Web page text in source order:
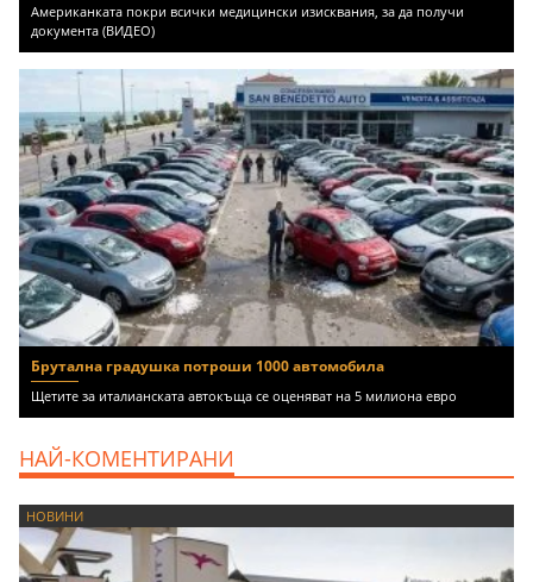
Американката покри всички медицински изисквания, за да получи
документа (ВИДЕО)
Брутална градушка потроши 1000 автомобила
Щетите за италианската автокъща се оценяват на 5 милиона евро
НАЙ-КОМЕНТИРАНИ
НОВИНИ